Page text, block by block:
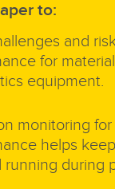
to:
and
for material
equipment.
monitoring for
helps
during